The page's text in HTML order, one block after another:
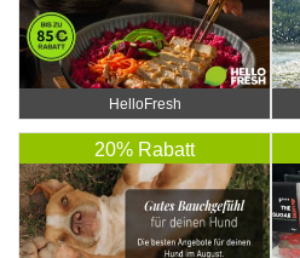
HelloFresh
20% Rabatt